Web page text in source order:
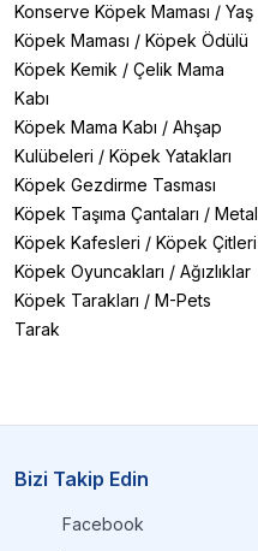
Konserve Köpek Maması / Yaş
Köpek Maması / Köpek Ödülü
Köpek Kemik / Çelik Mama
Kabı
Köpek Mama Kabı / Ahşap
Kulübeleri / Köpek Yatakları
Köpek Gezdirme Tasması
Köpek Taşıma Çantaları / Metal
Köpek Kafesleri / Köpek Çitleri
Köpek Oyuncakları / Ağızlıklar
Köpek Tarakları / M-Pets
Tarak
Bizi Takip Edin
Facebook